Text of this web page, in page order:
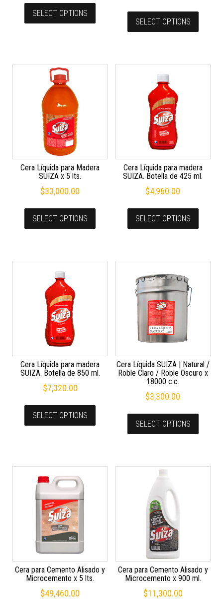
SELECT OPTIONS
SELECT OPTIONS
Cera Líquida para Madera
SUIZA x 5 lts.
$33,000.00
SELECT OPTIONS
Cera Líquida para madera
SUIZA. Botella de 425 ml.
$4,960.00
SELECT OPTIONS
Cera Líquida para madera
SUIZA. Botella de 850 ml.
$7,320.00
SELECT OPTIONS
Cera Líquida SUIZA | Natural /
Roble Claro / Roble Oscuro x
18000 c.c.
$3,300.00
SELECT OPTIONS
Cera para Cemento Alisado y
Microcemento x 5 lts.
$49,460.00
Cera para Cemento Alisado y
Microcemento x 900 ml.
$11,300.00